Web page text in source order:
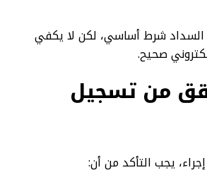
السداد شرط أساسي، لكن لا يكفي
صحيح.
من تسجيل
يجب التأكد من أن: